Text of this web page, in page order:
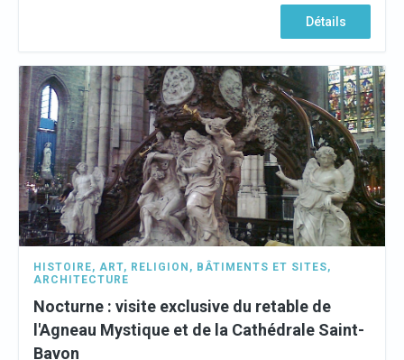
Détails
HISTOIRE, ART, RELIGION , BÂTIMENTS ET SITES,
ARCHITECTURE
Nocturne : visite exclusive du retable de
l'Agneau Mystique et de la Cathédrale Saint-
Bavon